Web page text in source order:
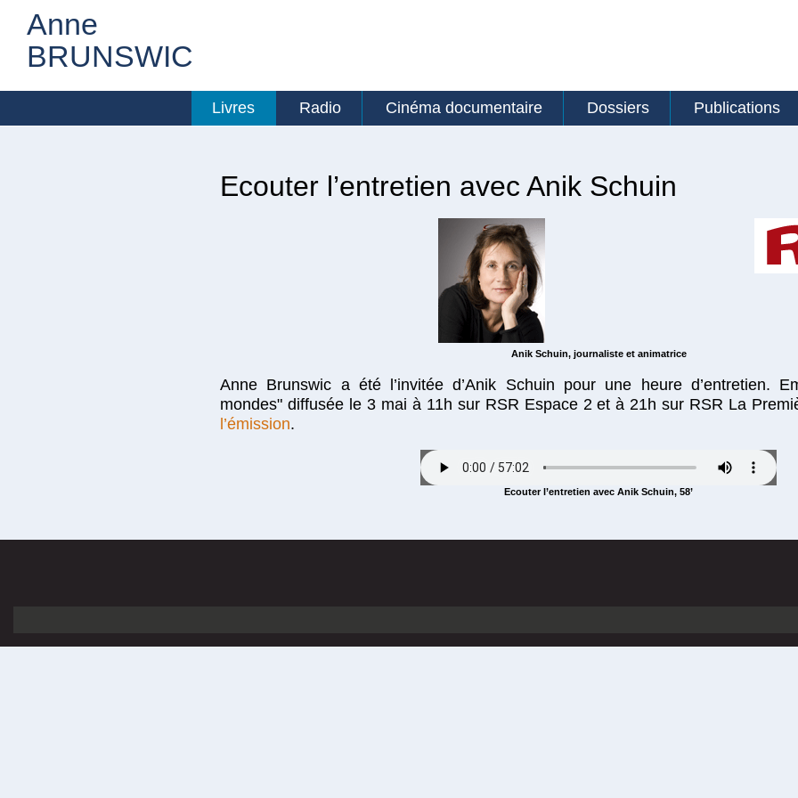
Anne
BRUNSWIC
Livres Radio Cinéma documentaire Dossiers Publications
Ecouter l’entretien avec Anik Schuin
Anik Schuin, journaliste et animatrice
Anne Brunswic a été l’invitée d’Anik Schuin pour une heure d’entretien.
mondes" diffusée le 3 mai à 11h sur RSR Espace 2 et à 21h sur RSR La
l’émission.
Ecouter l’entretien avec Anik Schuin, 58’